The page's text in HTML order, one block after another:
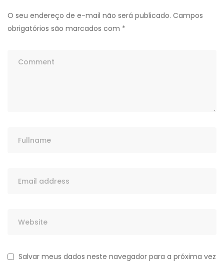
O seu endereço de e-mail não será publicado. Campos
obrigatórios são marcados com *
Salvar meus dados neste navegador para a próxima vez